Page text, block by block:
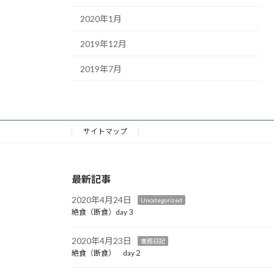
2020年1月
2019年12月
2019年7月
サイトマップ
最新記事
2020年4月24日 Uncategorized
絶食（断食）day３
2020年4月23日 業務日記
絶食（断食） day２